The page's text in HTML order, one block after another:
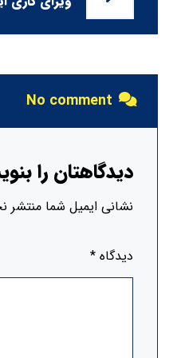
No comment
دیدگاهتان را
نشانی ایمیل شما منتشر
دیدگاه *